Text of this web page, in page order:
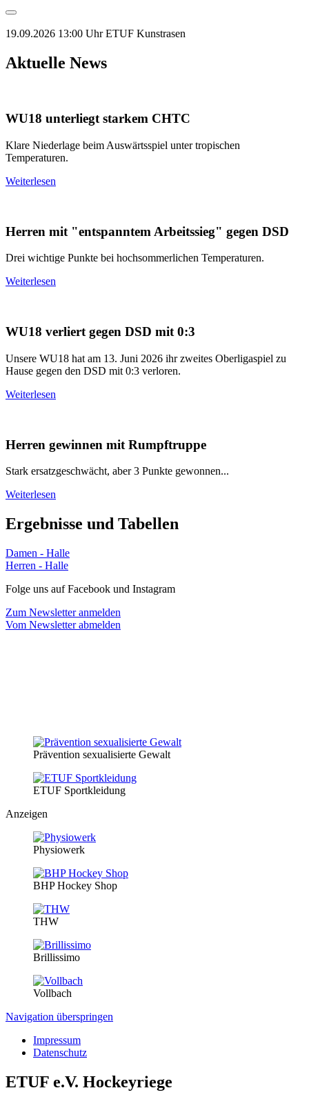
19.09.2026 13:00 Uhr ETUF Kunstrasen
Aktuelle News
WU18 unterliegt starkem CHTC
Klare Niederlage beim Auswärtsspiel unter tropischen
Temperaturen.
Weiterlesen
Herren mit "entspanntem Arbeitssieg" gegen DSD
Drei wichtige Punkte bei hochsommerlichen Temperaturen.
Weiterlesen
WU18 verliert gegen DSD mit 0:3
Unsere WU18 hat am 13. Juni 2026 ihr zweites Oberligaspiel zu
Hause gegen den DSD mit 0:3 verloren.
Weiterlesen
Herren gewinnen mit Rumpftruppe
Stark ersatzgeschwächt, aber 3 Punkte gewonnen...
Weiterlesen
Ergebnisse und Tabellen
Damen - Halle
Herren - Halle
Folge uns auf Facebook und Instagram
Zum Newsletter anmelden
Vom Newsletter abmelden
Prävention sexualisierte Gewalt
ETUF Sportkleidung
Anzeigen
Physiowerk
BHP Hockey Shop
THW
Brillissimo
Vollbach
Navigation überspringen
Impressum
Datenschutz
ETUF e.V. Hockeyriege